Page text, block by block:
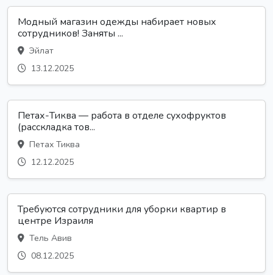
Модный магазин одежды набирает новых
сотрудников! Заняты ...
Эйлат
13.12.2025
Петах-Тиква — работа в отделе сухофруктов
(расскладка тов...
Петах Тиква
12.12.2025
Требуются сотрудники для уборки квартир в
центре Израиля
Тель Авив
08.12.2025